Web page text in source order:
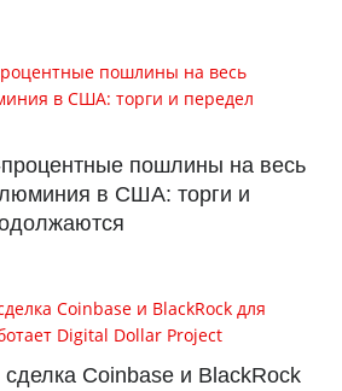
пошлины на весь
в США: торги и
Coinbase и BlackRock